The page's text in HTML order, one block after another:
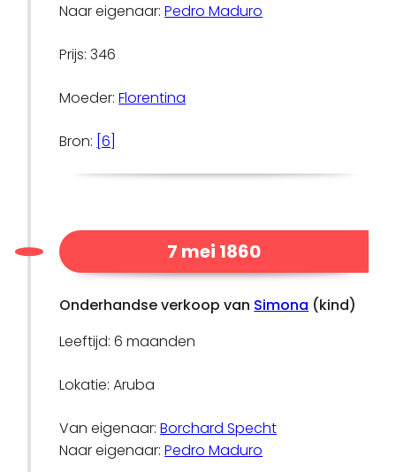
Naar eigenaar:Pedro Maduro
Prijs: 346
Moeder:Florentina
Bron: [6]
7 mei 1860
Onderhandse verkoop van Simona (kind)
Leeftijd: 6 maanden
Lokatie: Aruba
Van eigenaar:Borchard Specht
Naar eigenaar:Pedro Maduro